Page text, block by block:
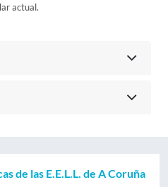
actual.
de las E.E.L.L. de A Coruña